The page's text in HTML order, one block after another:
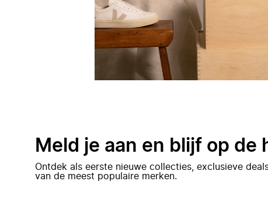
Meld je aan en blijf op de
Ontdek als eerste nieuwe collecties, exclusieve
van de meest populaire merken.